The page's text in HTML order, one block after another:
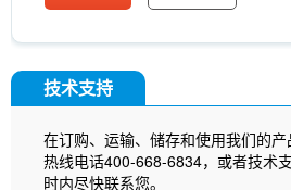
技术支持
在订购、运输、储存和使用我们的
热线电话400-668-6834，或者技术
时内尽快联系您。